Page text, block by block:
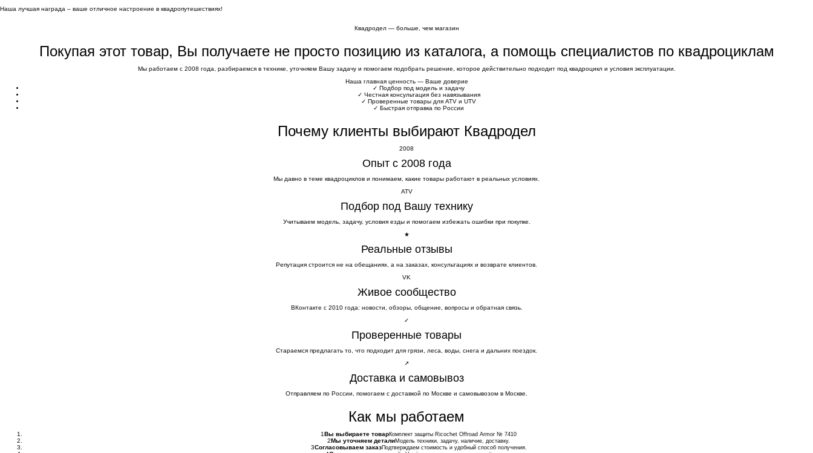
Наша лучшая награда – ваше отличное настроение в квадропутешествиях!
Квадродел — больше, чем магазин
Покупая этот товар, Вы получаете не просто позицию из каталога, а помощь специалистов по квадроциклам
Мы работаем с 2008 года, разбираемся в технике, уточняем Вашу задачу и помогаем подобрать решение, которое действительно подходит под квадроцикл и условия эксплуатации.
Наша главная ценность — Ваше доверие
✓ Подбор под модель и задачу
✓ Честная консультация без навязывания
✓ Проверенные товары для ATV и UTV
✓ Быстрая отправка по России
Почему клиенты выбирают Квадродел
2008
Опыт с 2008 года
Мы давно в теме квадроциклов и понимаем, какие товары работают в реальных условиях.
ATV
Подбор под Вашу технику
Учитываем модель, задачу, условия езды и помогаем избежать ошибки при покупке.
★
Реальные отзывы
Репутация строится не на обещаниях, а на заказах, консультациях и возврате клиентов.
VK
Живое сообщество
ВКонтакте с 2010 года: новости, обзоры, общение, вопросы и обратная связь.
✓
Проверенные товары
Стараемся предлагать то, что подходит для грязи, леса, воды, снега и дальних поездок.
↗
Доставка и самовывоз
Отправляем по России, помогаем с доставкой по Москве и самовывозом в Москве.
Как мы работаем
1 Вы выбираете товарКомплект защиты Ricochet Offroad Armor № 7410
2 Мы уточняем деталиМодель техники, задачу, наличие, доставку.
3Согласовываем заказПодтверждаем стоимость и удобный способ получения.